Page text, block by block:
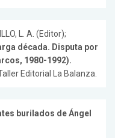
L. A. (Editor);
década. Disputa por
1980-1992).
Editorial La Balanza.
burilados de Ángel